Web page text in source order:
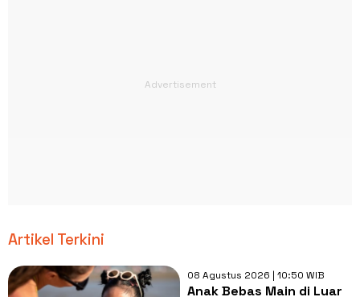
Artikel Terkini
08 Agustus 2026 | 10:50 WIB
Anak Bebas Main di Luar